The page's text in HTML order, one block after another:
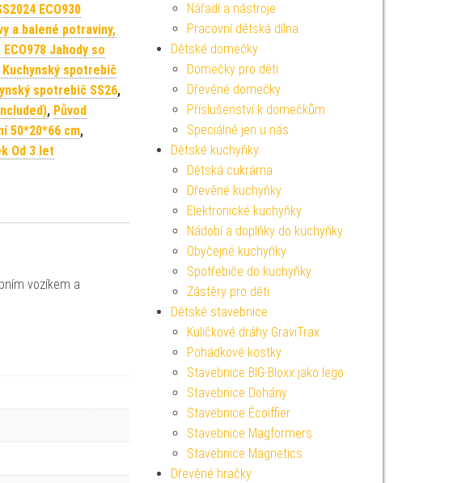
ECO930
a balené potraviny,
Jahody so
Kuchynský spotrebič
spotrebič SS26,
, Původ
50*20*66 cm,
Od 3 let
vozíkem a
Nářadí a nástroje
Pracovní dětská dílna
Dětské domečky
Domečky pro děti
Dřevěné domečky
Příslušenství k domečkům
Speciálně jen u nás
Dětské kuchyňky
Dětská cukrárna
Dřevěné kuchyňky
Elektronické kuchyňky
Nádobí a doplňky do kuchyňky
Obyčejné kuchyňky
Spotřebiče do kuchyňky
Zástěry pro děti
Dětské stavebnice
Kuličkové dráhy GraviTrax
Pohádkové kostky
Stavebnice BIG-Bloxx jako lego
Stavebnice Dohány
Stavebnice Écoiffier
Stavebnice Magformers
Stavebnice Magnetics
Dřevěné hračky